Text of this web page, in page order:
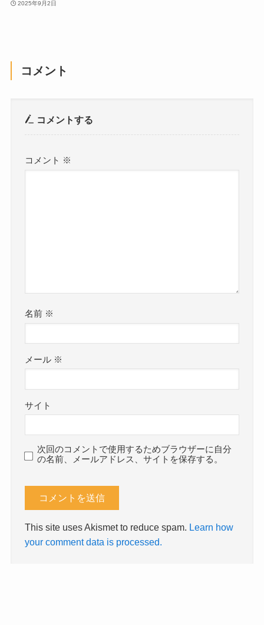
2025年9月2日
コメント
コメントする
コメント ※
名前 ※
メール ※
サイト
次回のコメントで使用するためブラウザーに自分
の名前、メールアドレス、サイトを保存する。
This site uses Akismet to reduce spam. Learn how
your comment data is processed.